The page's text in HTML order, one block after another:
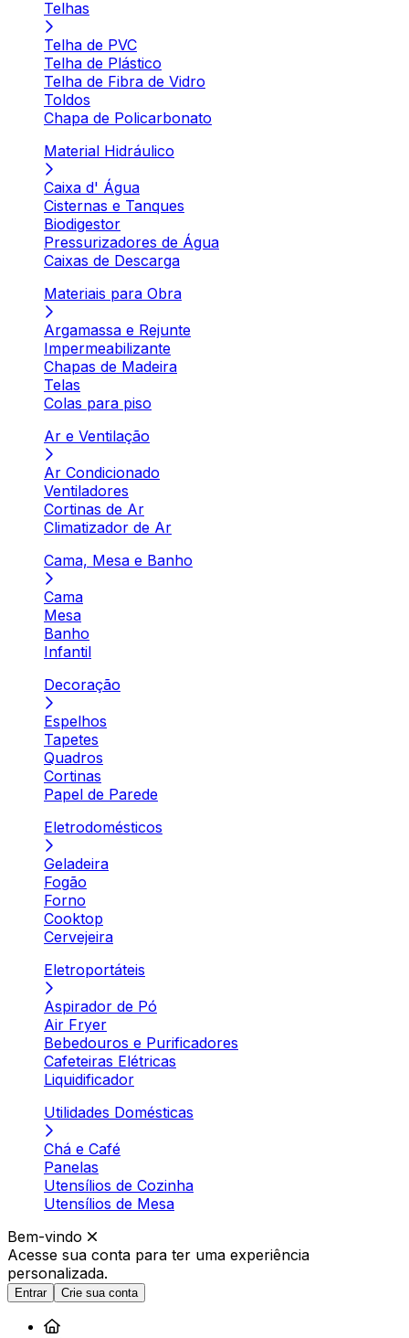
Telhas
Telha de PVC
Telha de Plástico
Telha de Fibra de Vidro
Toldos
Chapa de Policarbonato
Material Hidráulico
Caixa d' Água
Cisternas e Tanques
Biodigestor
Pressurizadores de Água
Caixas de Descarga
Materiais para Obra
Argamassa e Rejunte
Impermeabilizante
Chapas de Madeira
Telas
Colas para piso
Ar e Ventilação
Ar Condicionado
Ventiladores
Cortinas de Ar
Climatizador de Ar
Cama, Mesa e Banho
Cama
Mesa
Banho
Infantil
Decoração
Espelhos
Tapetes
Quadros
Cortinas
Papel de Parede
Eletrodomésticos
Geladeira
Fogão
Forno
Cooktop
Cervejeira
Eletroportáteis
Aspirador de Pó
Air Fryer
Bebedouros e Purificadores
Cafeteiras Elétricas
Liquidificador
Utilidades Domésticas
Chá e Café
Panelas
Utensílios de Cozinha
Utensílios de Mesa
Bem-vindo
Acesse sua conta para ter uma experiência
personalizada.
Entrar Crie sua conta